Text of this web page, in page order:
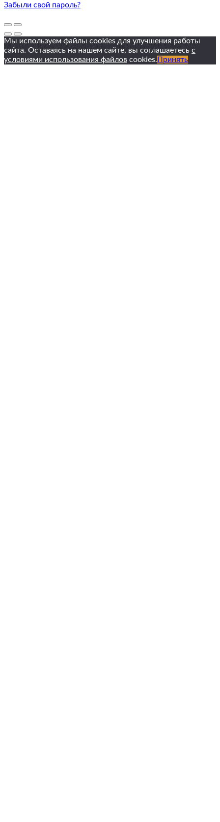
Забыли свой пароль?
Мы используем файлы cookies для улучшения работы
сайта. Оставаясь на нашем сайте, вы соглашаетесь с
условиями использования файлов cookies. Принять